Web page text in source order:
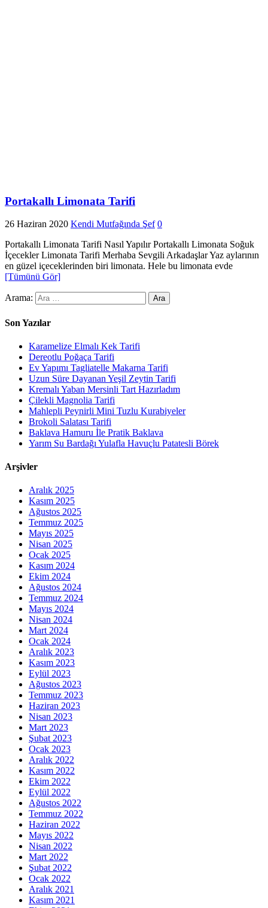
Portakallı Limonata Tarifi
26 Haziran 2020 Kendi Mutfağında Şef 0
Portakallı Limonata Tarifi Nasıl Yapılır Portakallı Limonata Soğuk
İçecekler Limonata Tarifi Merhaba Sevgili Arkadaşlar Yaz aylarının
en güzel içeceklerinden biri limonata. Hele bu limonata evde
[Tümünü Gör]
Arama:
Son Yazılar
Karamelize Elmalı Kek Tarifi
Dereotlu Poğaça Tarifi
Ev Yapımı Tagliatelle Makarna Tarifi
Uzun Süre Dayanan Yeşil Zeytin Tarifi
Kremalı Yaban Mersinli Tart Hazırladım
Çilekli Magnolia Tarifi
Mahlepli Peynirli Mini Tuzlu Kurabiyeler
Brokoli Salatası Tarifi
Baklava Hamuru İle Pratik Baklava
Yarım Su Bardağı Yulafla Havuçlu Patatesli Börek
Arşivler
Aralık 2025
Kasım 2025
Ağustos 2025
Temmuz 2025
Mayıs 2025
Nisan 2025
Ocak 2025
Kasım 2024
Ekim 2024
Ağustos 2024
Temmuz 2024
Mayıs 2024
Nisan 2024
Mart 2024
Ocak 2024
Aralık 2023
Kasım 2023
Eylül 2023
Ağustos 2023
Temmuz 2023
Haziran 2023
Nisan 2023
Mart 2023
Şubat 2023
Ocak 2023
Aralık 2022
Kasım 2022
Ekim 2022
Eylül 2022
Ağustos 2022
Temmuz 2022
Haziran 2022
Mayıs 2022
Nisan 2022
Mart 2022
Şubat 2022
Ocak 2022
Aralık 2021
Kasım 2021